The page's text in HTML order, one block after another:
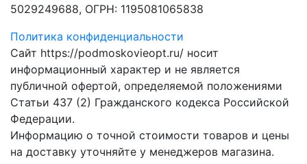
5029249688, ОГРН: 1195081065838
Политика конфиденциальности
Сайт https://podmoskovieopt.ru/ носит
информационный характер и не является
публичной офертой, определяемой положениями
Статьи 437 (2) Гражданского кодекса Российской
Федерации.
Информацию о точной стоимости товаров и цены
на доставку уточняйте у менеджеров магазина.